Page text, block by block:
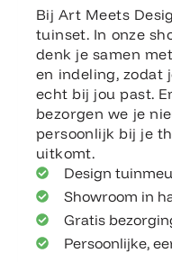
Bij Art Meets
tuinset. In onze
denk je samen
en indeling, zodat
echt bij jou past.
bezorgen we je
persoonlijk bij je
uitkomt.
Design
Showroom in
Gratis
Persoonlijke,